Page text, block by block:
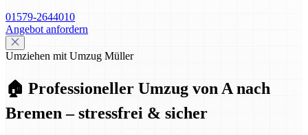
01579-2644010
Angebot anfordern
Umziehen mit Umzug Müller
🏠 Professioneller Umzug von A nach
Bremen – stressfrei & sicher